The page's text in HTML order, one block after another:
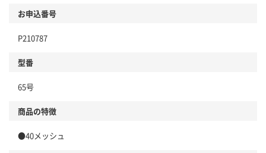
お申込番号
P210787
型番
65号
商品の特徴
●40メッシュ